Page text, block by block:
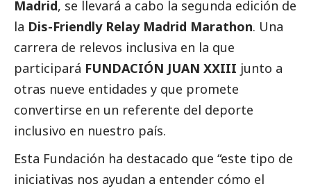
Madrid, se llevará a cabo la segunda edición de
la Dis-Friendly Relay Madrid Marathon. Una
carrera de relevos inclusiva en la que
participará FUNDACIÓN JUAN XXIII junto a
otras nueve entidades y que promete
convertirse en un referente del deporte
inclusivo en nuestro país.
Esta Fundación ha destacado que “este tipo de
iniciativas nos ayudan a entender cómo el